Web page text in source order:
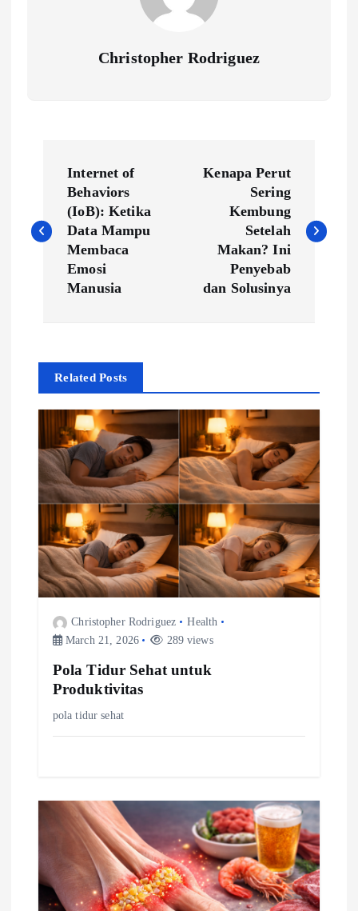
Christopher Rodriguez
s
a
v
g
a
Internet of
Behaviors
(IoB): Ketika
Data Mampu
Membaca
Emosi
Manusia
Kenapa Perut
Sering
Kembung
Setelah
Makan? Ini
Penyebab
dan Solusinya
Related Posts
Christopher Rodriguez
Health
March 21, 2026
289 views
Pola Tidur Sehat untuk
Produktivitas
pola tidur sehat